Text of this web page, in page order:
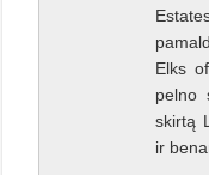
Elks
pelno
skirtą
ir